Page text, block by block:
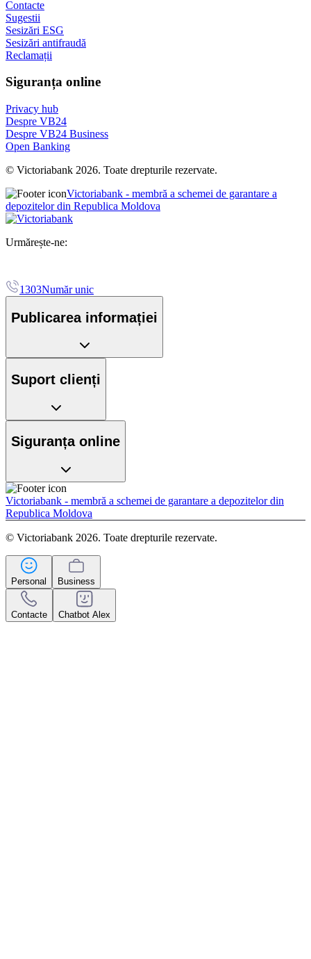
Contacte
Sugestii
Sesizări ESG
Sesizări antifraudă
Reclamații
Siguranța online
Privacy hub
Despre VB24
Despre VB24 Business
Open Banking
© Victoriabank 2026. Toate drepturile rezervate.
Victoriabank - membră a schemei de garantare a
depozitelor din Republica Moldova
Urmărește-ne:
1303Număr unic
Publicarea informației
Suport clienți
Siguranța online
Victoriabank - membră a schemei de garantare a depozitelor din
Republica Moldova
© Victoriabank 2026. Toate drepturile rezervate.
Personal Business
Contacte Chatbot Alex